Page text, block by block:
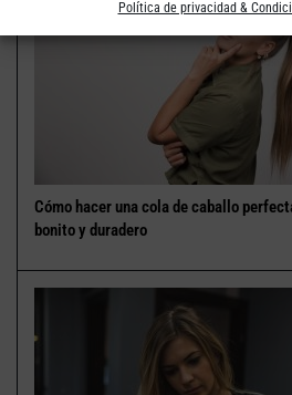
Política de privacidad &
Cómo hacer una cola de caballo
bonito y duradero